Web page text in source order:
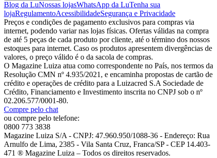
Blog da LuNossas lojasWhatsApp da LuTenha sua
lojaRegulamentoAcessibilidadeSegurança e Privacidade
Preços e condições de pagamento exclusivos para compras via
internet, podendo variar nas lojas físicas. Ofertas válidas na compra
de até 5 peças de cada produto por cliente, até o término dos nossos
estoques para internet. Caso os produtos apresentem divergências de
valores, o preço válido é o da sacola de compras.
O Magazine Luiza atua como correspondente no País, nos termos da
Resolução CMN nº 4.935/2021, e encaminha propostas de cartão de
crédito e operações de crédito para a Luizacred S.A Sociedade de
Crédito, Financiamento e Investimento inscrita no CNPJ sob o nº
02.206.577/0001-80.
Compre pelo chat
ou compre pelo telefone:
0800 773 3838
Magazine Luiza S/A - CNPJ: 47.960.950/1088-36 - Endereço: Rua
Arnulfo de Lima, 2385 - Vila Santa Cruz, Franca/SP - CEP 14.403-
471 ® Magazine Luiza – Todos os direitos reservados.